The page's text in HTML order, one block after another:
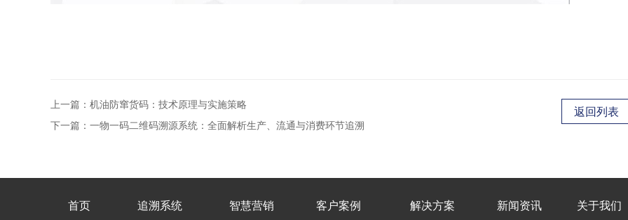
上一篇：机油防窜货码：技术原理与实施策略
下一篇：一物一码二维码溯源系统：全面解析生产、流通与消费环节追溯
返回列表
首页 追溯系统 智慧营销 客户案例 解决方案 新闻资讯 关于我们